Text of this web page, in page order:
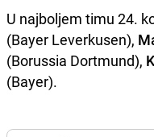
U najboljem timu 24.
(Bayer Leverkusen),
(Borussia Dortmund),
(Bayer).